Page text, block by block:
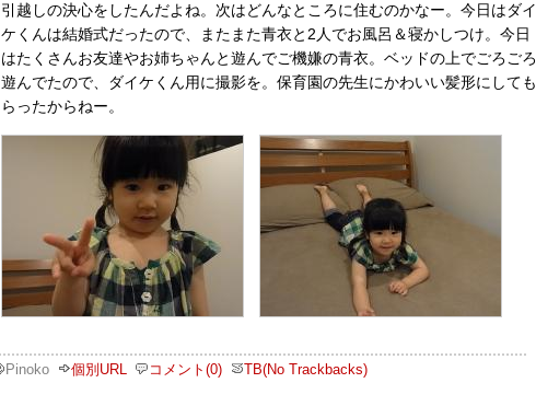
引越しの決心をしたんだよね。次はどんなところに住むのかなー。今日はダイ
ケくんは結婚式だったので、またまた青衣と2人でお風呂＆寝かしつけ。今日
はたくさんお友達やお姉ちゃんと遊んでご機嫌の青衣。ベッドの上でごろごろ
遊んでたので、ダイケくん用に撮影を。保育園の先生にかわいい髪形にしても
らったからねー。
Pinoko 個別URL コメント(0) TB(No Trackbacks)